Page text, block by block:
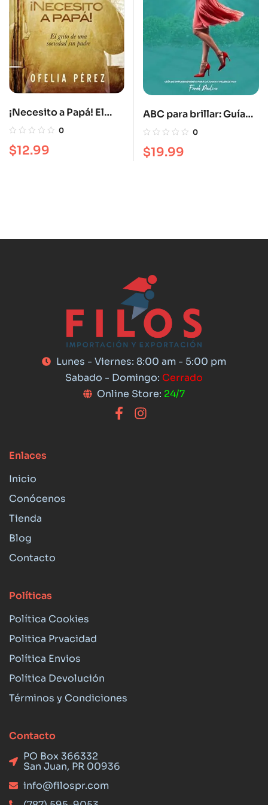
¡Necesito a Papá! El
grito de una sociedad
0
$12.99
ABC para brillar: Guía
de empoderamiento
hoy
0
$19.99
Lunes - Viernes: 8:00 am - 5:00 pm
Sabado - Domingo: Cerrado
Online Store: 24/7
Enlaces
Inicio
Conócenos
Tienda
Blog
Contacto
Políticas
Política Cookies
Politica Prvacidad
Política Envios
Política Devolución
Términos y Condiciones
Contacto
PO Box 366332
San Juan, PR 00936
info@filospr.com